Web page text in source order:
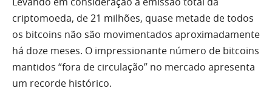
criptomoeda, de 21 milhões, quase metade de todos
os bitcoins não são movimentados aproximadamente
há doze meses. O impressionante número de bitcoins
mantidos “fora de circulação” no mercado apresenta
um recorde histórico.